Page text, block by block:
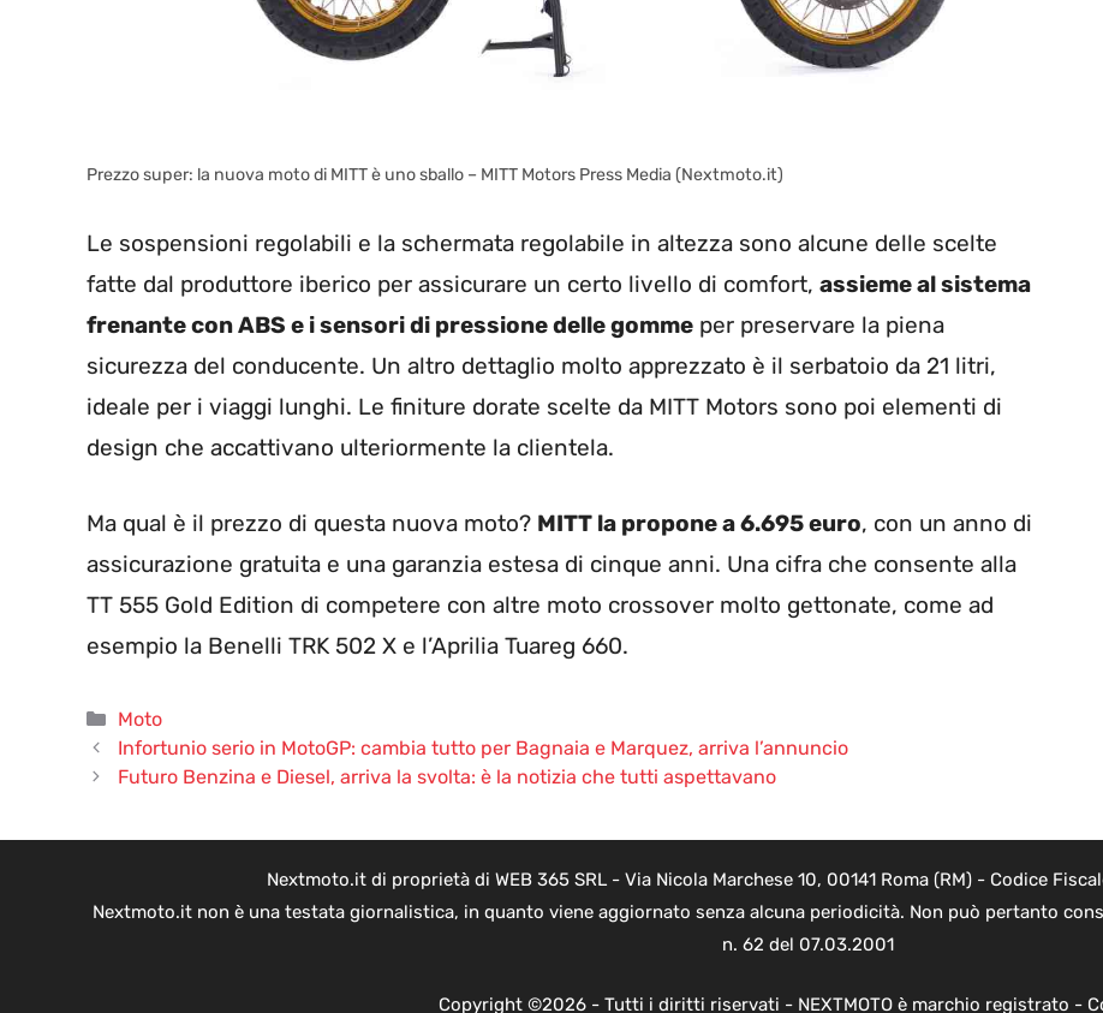
Prezzo super: la nuova moto di MITT è uno sballo – MITT Motors Press Media (Nextmoto.it)
Le sospensioni regolabili e la schermata regolabile in altezza sono alcune delle scelte
fatte dal produttore iberico per assicurare un certo livello di comfort, assieme al sistema
frenante con ABS e i sensori di pressione delle gomme per preservare la piena
sicurezza del conducente. Un altro dettaglio molto apprezzato è il serbatoio da 21 litri,
ideale per i viaggi lunghi. Le finiture dorate scelte da MITT Motors sono poi elementi di
design che accattivano ulteriormente la clientela.
Ma qual è il prezzo di questa nuova moto? MITT la propone a 6.695 euro, con un anno di
assicurazione gratuita e una garanzia estesa di cinque anni. Una cifra che consente alla
TT 555 Gold Edition di competere con altre moto crossover molto gettonate, come ad
esempio la Benelli TRK 502 X e l’Aprilia Tuareg 660.
Categorie
Moto
Infortunio serio in MotoGP: cambia tutto per Bagnaia e Marquez, arriva l’annuncio
Futuro Benzina e Diesel, arriva la svolta: è la notizia che tutti aspettavano
Nextmoto.it di proprietà di WEB 365 SRL - Via Nicola Marchese 10, 00141 Roma (RM) - Codice
Nextmoto.it non è una testata giornalistica, in quanto viene aggiornato senza alcuna periodicità. Non può pertanto
n. 62 del 07.03.2001
Copyright ©2026 - Tutti i diritti riservati - NEXTMOTO è marchio registrato -